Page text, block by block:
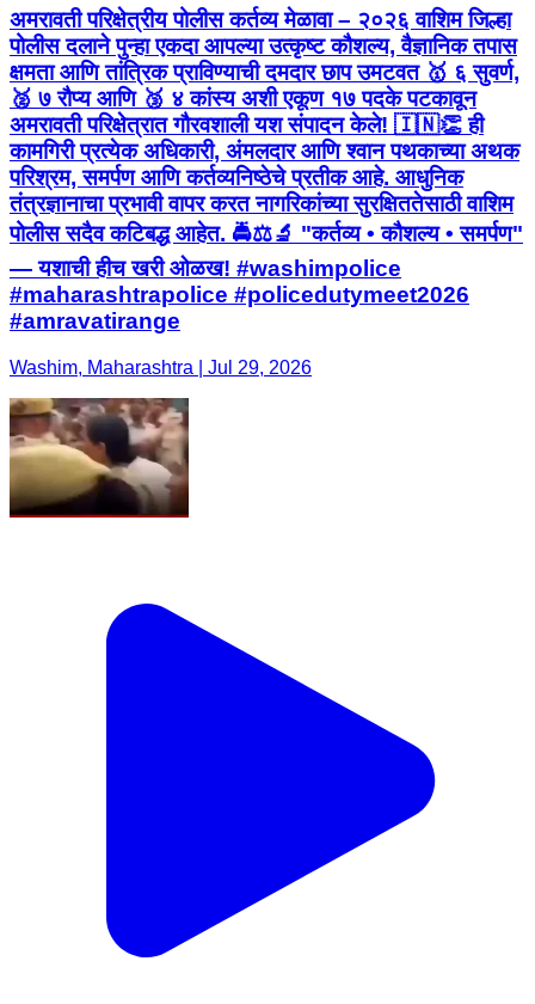
अमरावती परिक्षेत्रीय पोलीस कर्तव्य मेळावा – २०२६ वाशिम जिल्हा
पोलीस दलाने पुन्हा एकदा आपल्या उत्कृष्ट कौशल्य, वैज्ञानिक तपास
क्षमता आणि तांत्रिक प्राविण्याची दमदार छाप उमटवत 🥇 ६ सुवर्ण,
🥈 ७ रौप्य आणि 🥉 ४ कांस्य अशी एकूण १७ पदके पटकावून
अमरावती परिक्षेत्रात गौरवशाली यश संपादन केले! 🇮🇳👏 ही
कामगिरी प्रत्येक अधिकारी, अंमलदार आणि श्वान पथकाच्या अथक
परिश्रम, समर्पण आणि कर्तव्यनिष्ठेचे प्रतीक आहे. आधुनिक
तंत्रज्ञानाचा प्रभावी वापर करत नागरिकांच्या सुरक्षिततेसाठी वाशिम
पोलीस सदैव कटिबद्ध आहेत. 🚔⚖️🔬 "कर्तव्य • कौशल्य • समर्पण"
— यशाची हीच खरी ओळख! #washimpolice
#maharashtrapolice #policedutymeet2026
#amravatirange
Washim, Maharashtra | Jul 29, 2026